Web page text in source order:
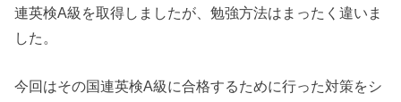
連英検A級を取得しましたが、勉強方法はまったく違いま
した。
今回はその国連英検A級に合格するために行った対策をシ